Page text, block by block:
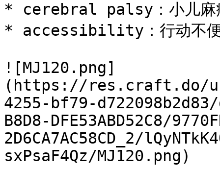
* cerebral palsy：小儿麻
* accessibility：行动不
![MJ120.png]
(https://res.craft.do/
4255-bf79-
B8D8-DFE53ABD52C8/
2D6CA7AC58CD_2/